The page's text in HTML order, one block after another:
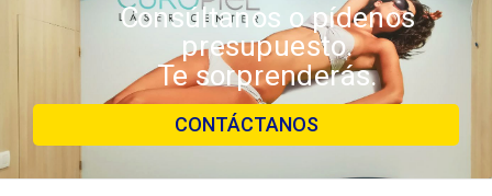
Consúltanos o pídenos
presupuesto.
Te sorprenderás.
CONTÁCTANOS